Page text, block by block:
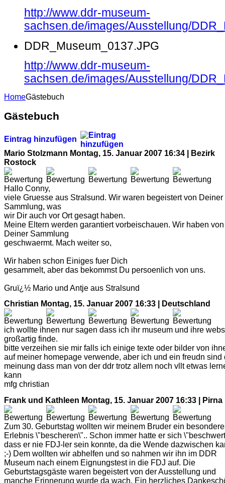
http://www.ddr-museum-
sachsen.de/images/Ausstellung/
DDR_Museum_0137.JPG
http://www.ddr-museum-
sachsen.de/images/Ausstellung/
HomeGästebuch
Gästebuch
Eintrag hinzufügen
Mario Stolzmann Montag, 15. Januar 2007 16:34 | Bezirk
Rostock
Hallo Conny,
viele Gruesse aus Stralsund. Wir waren begeistert von Deiner
Sammlung, was
wir Dir auch vor Ort gesagt haben.
Meine Eltern werden garantiert vorbeischauen. Wir haben von
Deiner Sammlung
geschwaermt. Mach weiter so,
Wir haben schon Einiges fuer Dich
gesammelt, aber das bekommst Du persoenlich von uns.
Gruï¿½ Mario und Antje aus Stralsund
Christian Montag, 15. Januar 2007 16:33 | Deutschland
ich wollte ihnen nur sagen dass ich ihr museum und ihre
großartig finde.
bitte verzeihen sie mir falls ich einige texte oder bilder von
auf meiner homepage verwende, aber ich und ein freudn sind
meinung dass man von der ddr trotz allem noch vllt etwas
kann
mfg christian
Frank und Kathleen Montag, 15. Januar 2007 16:33 | Pirna
Zum 30. Geburtstag wollten wir meinem Bruder ein
Erlebnis \"bescheren\".. Schon immer hatte er sich
dass er nie FDJ-ler sein konnte, da die Wende dazwischen
;-) Dem wollten wir abhelfen und so nahmen wir ihn im DDR
Museum nach einem Eignungstest in die FDJ auf. Die
Geburtstagsgäste waren begeistert von der Ausstellung und
manche Erinnerung wurde da wach. Ein herzliches